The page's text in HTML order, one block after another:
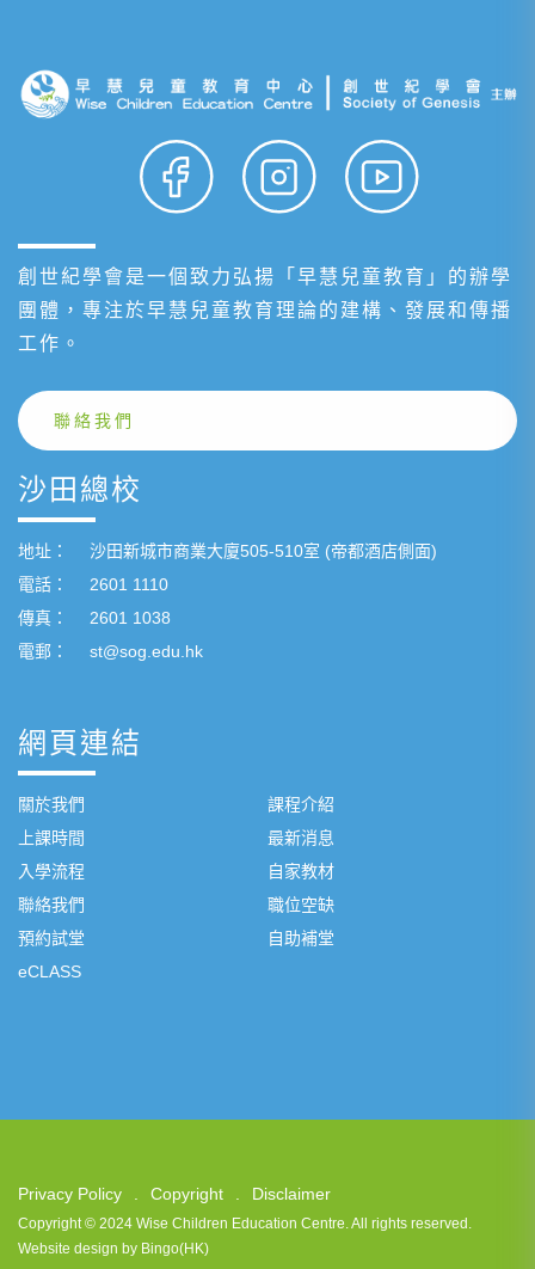
創世紀學會是一個致力弘揚「早慧兒童教育」的辦學
團體，專注於早慧兒童教育理論的建構、發展和傳播
工作。
聯絡我們
沙田總校
地址：
沙田新城市商業大廈505-510室 (帝都酒店側面)
電話：
2601 1110
傳真：
2601 1038
電郵：
st@sog.edu.hk
網頁連結
關於我們
課程介紹
上課時間
最新消息
入學流程
自家教材
聯絡我們
職位空缺
預約試堂
自助補堂
eCLASS
Privacy Policy Copyright Disclaimer
Copyright © 2024 Wise Children Education Centre. All rights reserved.
Website design by Bingo(HK)